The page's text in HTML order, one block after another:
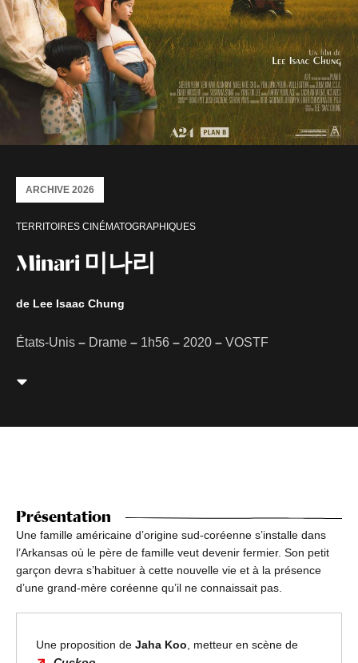
Minari 미나리
TERRITOIRES CINÉMATOGRAPHIQUES
ARCHIVE 2026
de Lee Isaac Chung
États-Unis – Drame – 1h56 – 2020 – VOSTF
Présentation
Une famille américaine d’origine sud-coréenne s’installe dans
l’Arkansas où le père de famille veut devenir fermier. Son petit
garçon devra s’habituer à cette nouvelle vie et à la présence
d’une grand-mère coréenne qu’il ne connaissait pas.
Une proposition de Jaha Koo, metteur en scène de